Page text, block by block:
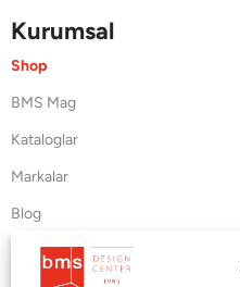
Kurumsal
Shop
BMS Mag
Kataloglar
Markalar
Blog
Hakkımızda